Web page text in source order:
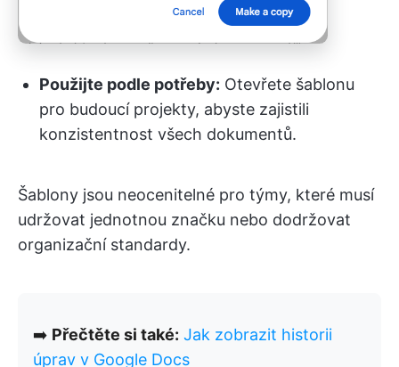
Použijte podle potřeby: Otevřete šablonu
pro budoucí projekty, abyste zajistili
konzistentnost všech dokumentů.
Šablony jsou neocenitelné pro týmy, které musí
udržovat jednotnou značku nebo dodržovat
organizační standardy.
➡️ Přečtěte si také: Jak zobrazit historii
úprav v Google Docs